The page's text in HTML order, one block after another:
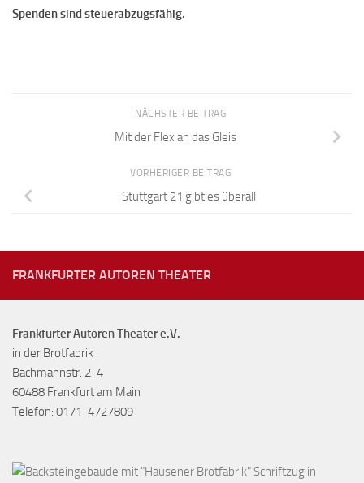
Spenden sind steuerabzugsfähig.
NÄCHSTER BEITRAG
Mit der Flex an das Gleis
VORHERIGER BEITRAG
Stuttgart 21 gibt es überall
FRANKFURTER AUTOREN THEATER
Frankfurter Autoren Theater e.V.
in der Brotfabrik
Bachmannstr. 2-4
60488 Frankfurt am Main
Telefon: 0171-4727809